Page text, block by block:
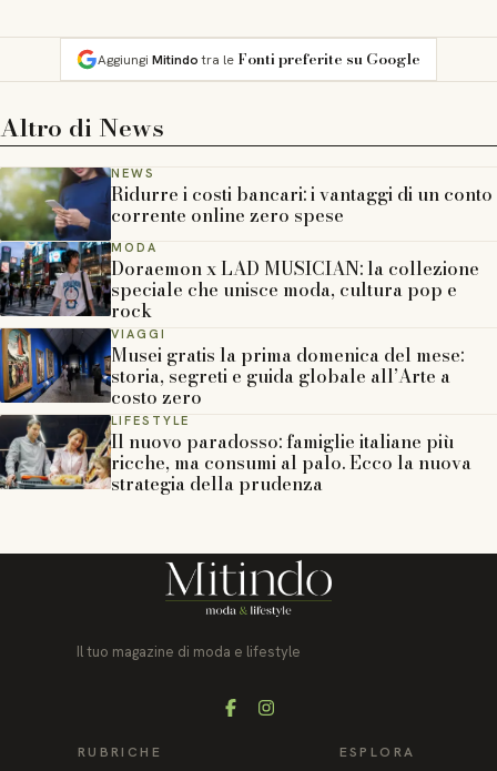
Aggiungi Mitindotra le Fonti preferite su Google
Altro di News
NEWS
Ridurre i costi bancari: i vantaggi di un conto
corrente online zero spese
MODA
Doraemon x LAD MUSICIAN: la collezione
speciale che unisce moda, cultura pop e
rock
VIAGGI
Musei gratis la prima domenica del mese:
storia, segreti e guida globale all’Arte a
costo zero
LIFESTYLE
Il nuovo paradosso: famiglie italiane più
ricche, ma consumi al palo. Ecco la nuova
strategia della prudenza
Il tuo magazine di moda e lifestyle
FacebookInstagram
RUBRICHE ESPLORA